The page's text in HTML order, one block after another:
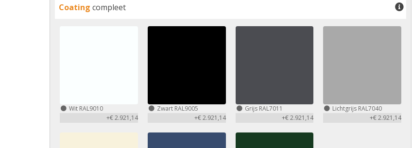
Coating compleet
Wit RAL9010
+€ 2.921,14
Zwart RAL9005
+€ 2.921,14
Grijs RAL7011
+€ 2.921,14
Lichtgrijs RAL7040
+€ 2.921,14